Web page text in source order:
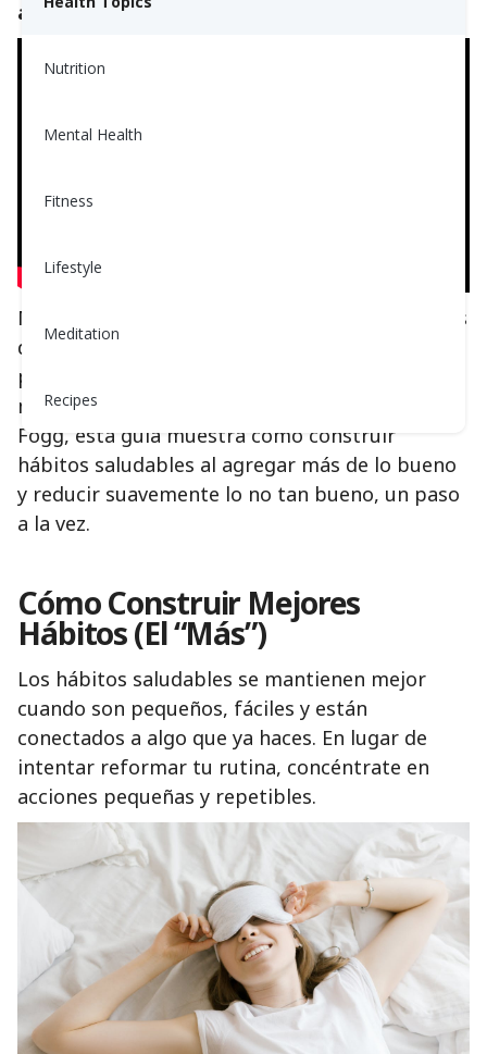
Nutrition
Mental Health
Fitness
Lifestyle
Meditation
Recipes
audio.
Manejar la presión arterial no requiere cambios
drásticos en la vida. De hecho, los cambios
pequeños y constantes a menudo funcionan
mejor. Inspirado en el libro
Fogg, esta guía muestra cómo construir
hábitos saludables al agregar más de lo bueno
y reducir suavemente lo no tan bueno, un paso
a la vez.
Cómo Construir Mejores
Hábitos (El “Más”)
Los hábitos saludables se mantienen mejor
cuando son pequeños, fáciles y están
conectados a algo que ya haces. En lugar de
intentar reformar tu rutina, concéntrate en
acciones pequeñas y repetibles.